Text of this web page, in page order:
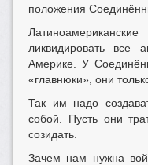
положения
ликвидировать все
Америке. У
«главнюки», они
Так им надо
собой. Пусть они
созидать.
Зачем нам нужна